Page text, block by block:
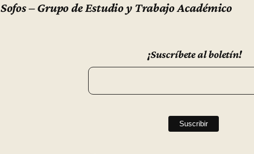
Sofos – Grupo de Estudio y Trabajo Académico
¡Suscríbete al boletín!